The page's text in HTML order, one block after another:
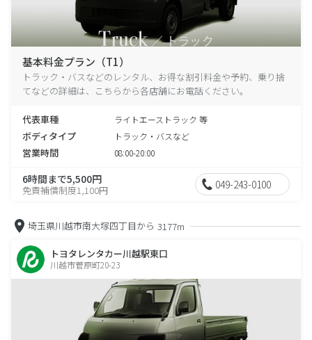
基本料金プラン（T1）
トラック・バスなどのレンタル、お得な割引料金や予約、乗り捨
てなどの詳細は、こちらから各店舗にお電話ください。
代表車種 ライトエーストラック 等
ボディタイプ トラック・バスなど
営業時間 08:00-20:00
6時間まで5,500円
免責補償制度1,100円 049-243-0100
埼玉県川越市南大塚四丁目から 3177m
トヨタレンタカー川越駅東口
川越市菅原町20-23